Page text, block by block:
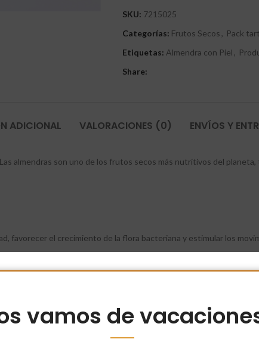
vamos de
SKU: 7215025
Categorías: Frutos Secos , Pack
Etiquetas: Almendra con Piel ,
Share:
ADICIONAL VALORACIONES (0) ENVÍOS Y
almendras son uno de los frutos secos más nutritivos del
favorecer el crecimiento de la flora bacteriana y estimular los
los huesos, el magnesio, que facilita la fijación del calcio en el
efecto antienvejecimiento y también reductor del colesterol.
ojos, pelo, etc.